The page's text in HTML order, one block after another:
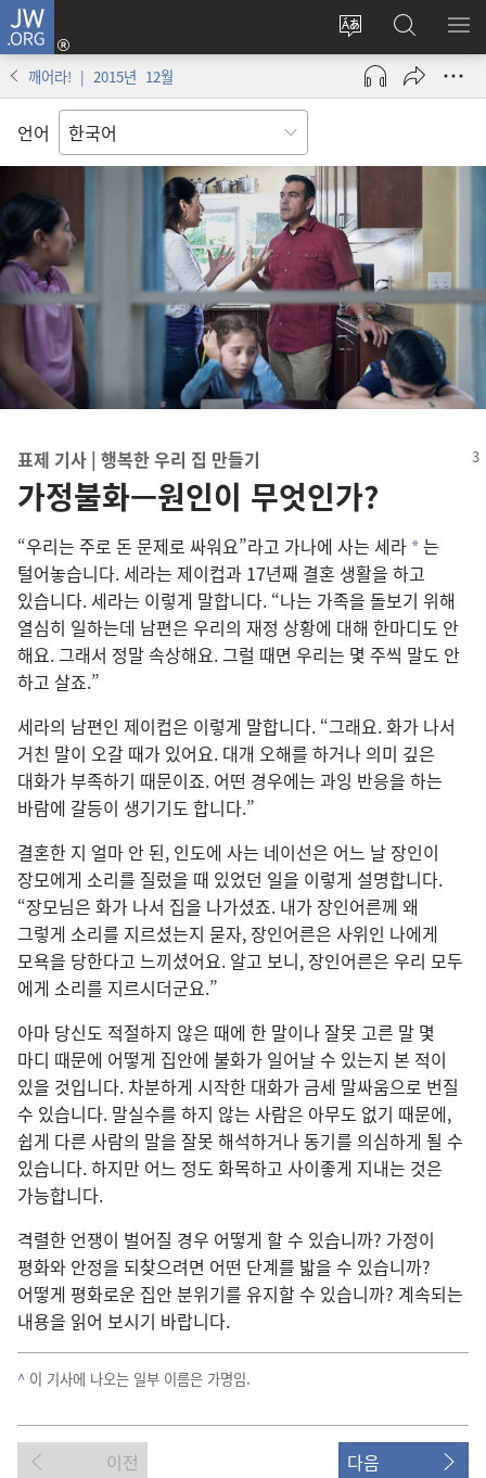
JW.ORG
사이트
언어
변경
로그인
(새로운
열기)
JW.ORG
검색
메
깨어라! | 2015년 12월
언어
표제 기사 | 행복한 우리 집 만들기
가정불화—원인이 무엇인가?
“우리는 주로 돈 문제로 싸워요”라고 가나에 사는 세라 *는
털어놓습니다. 세라는 제이컵과 17년째 결혼 생활을 하고
있습니다. 세라는 이렇게 말합니다. “나는 가족을 돌보기 위해
열심히 일하는데 남편은 우리의 재정 상황에 대해 한마디도 안
해요. 그래서 정말 속상해요. 그럴 때면 우리는 몇 주씩 말도 안
하고 살죠.”
세라의 남편인 제이컵은 이렇게 말합니다. “그래요. 화가 나서
거친 말이 오갈 때가 있어요. 대개 오해를 하거나 의미 깊은
대화가 부족하기 때문이죠. 어떤 경우에는 과잉 반응을 하는
바람에 갈등이 생기기도 합니다.”
결혼한 지 얼마 안 된, 인도에 사는 네이선은 어느 날 장인이
장모에게 소리를 질렀을 때 있었던 일을 이렇게 설명합니다.
“장모님은 화가 나서 집을 나가셨죠. 내가 장인어른께 왜
그렇게 소리를 지르셨는지 묻자, 장인어른은 사위인 나에게
모욕을 당한다고 느끼셨어요. 알고 보니, 장인어른은 우리 모두
에게 소리를 지르시더군요.”
아마 당신도 적절하지 않은 때에 한 말이나 잘못 고른 말 몇
마디 때문에 어떻게 집안에 불화가 일어날 수 있는지 본 적이
있을 것입니다. 차분하게 시작한 대화가 금세 말싸움으로 번질
수 있습니다. 말실수를 하지 않는 사람은 아무도 없기 때문에,
쉽게 다른 사람의 말을 잘못 해석하거나 동기를 의심하게 될 수
있습니다. 하지만 어느 정도 화목하고 사이좋게 지내는 것은
가능합니다.
격렬한 언쟁이 벌어질 경우 어떻게 할 수 있습니까? 가정이
평화와 안정을 되찾으려면 어떤 단계를 밟을 수 있습니까?
어떻게 평화로운 집안 분위기를 유지할 수 있습니까? 계속되는
내용을 읽어 보시기 바랍니다.
^ 이 기사에 나오는 일부 이름은 가명임.
이전 다음